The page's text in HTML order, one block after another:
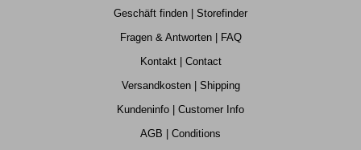
Geschäft finden | Storefinder
Fragen & Antworten | FAQ
Kontakt | Contact
Versandkosten | Shipping
Kundeninfo | Customer Info
AGB | Conditions